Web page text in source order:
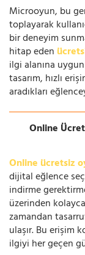
Microoyun, bu
toplayarak
bir deneyim
hitap eden
ilgi alanına
tasarım, hızlı
aradıkları
Online
Online ücretsiz
dijital eğlence
indirme
üzerinden
zamandan
ulaşır. Bu erişim
ilgiyi her geçen